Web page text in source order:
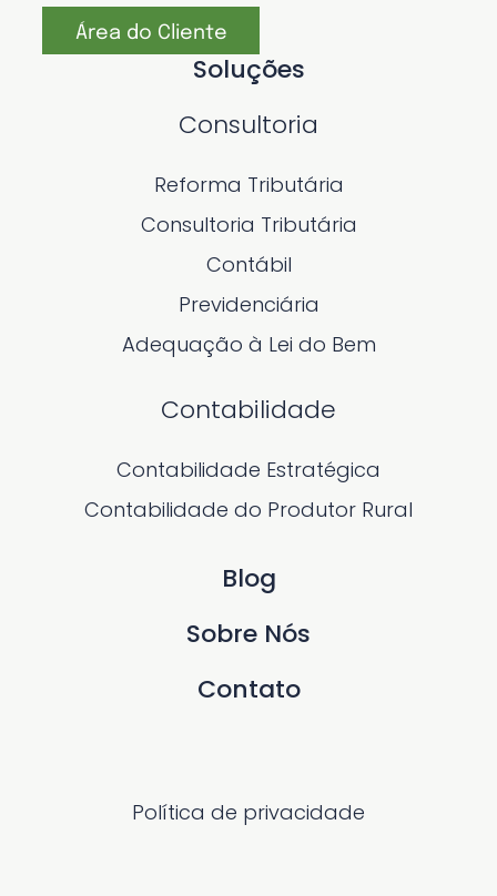
Área do Cliente
Soluções
Consultoria
Reforma Tributária
Consultoria Tributária
Contábil
Previdenciária
Adequação à Lei do Bem
Contabilidade
Contabilidade Estratégica
Contabilidade do Produtor Rural
Blog
Sobre Nós
Contato
Política de privacidade